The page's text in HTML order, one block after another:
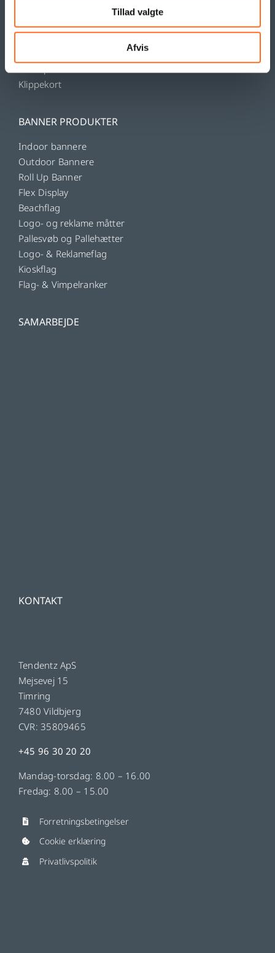
Tillad valgte
Afvis
Google Ads & Analytics
Klippekort
BANNER PRODUKTER
Indoor bannere
Outdoor Bannere
Roll Up Banner
Flex Display
Beachflag
Logo- og reklame måtter
Pallesvøb og Pallehætter
Logo- & Reklameflag
Kioskflag
Flag- & Vimpelranker
SAMARBEJDE
KONTAKT
Tendentz ApS
Mejsevej 15
Timring
7480 Vildbjerg
CVR: 35809465
+45 96 30 20 20
Mandag-torsdag: 8.00 – 16.00
Fredag: 8.00 – 15.00
Forretningsbetingelser
Cookie erklæring
Privatlivspolitik